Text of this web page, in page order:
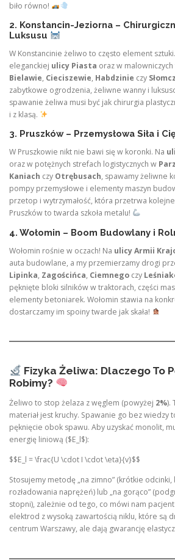
biło równo!
2. Konstancin-Jeziorna –
Luksusu
W Konstancinie żeliwo to często element
eleganckiej ulicy Piasta oraz w malowniczych
Bielawie, Cieciszewie, Habdzinie czy
zabytkowe ogrodzenia, żeliwne wanny i
spawanie żeliwa musi być jak chirurgia
i z klasą.
3. Pruszków – Przemysłowa Siła i
W Pruszkowie nikt nie bawi się w koronki. Na
oraz w potężnych strefach logistycznych w
Kaniach czy Otrębusach, spawamy żeliwne
pompy przemysłowe i elementy maszyn
przetop i wytrzymałość, która przetrwa
Pruszków to twarda szkoła metalu!
4. Wołomin – Boom Budowlany i
Wołomin rośnie w oczach! Na ulicy Armii
auta budowlane, a my przemierzamy drogi
Lipinka, Zagościńca, Ciemnego czy
pęknięte bloki silników w traktorach, części
elementy betoniarek. Wołomin stawia na
dostarczamy im spoiny twarde jak skała!
Fizyka Żeliwa: Dlaczego To
Robimy?
Żeliwo to stop żelaza z węglem (powyżej 2%).
materiał jest kruchy. Spawanie go bez wiedzy
pęknięcie obok spawu. Aby uzyskać monolit,
energię liniową ($E_l$):
$$E_l = \frac{U \cdot I \cdot \eta}{v}$$
Stosujemy metodę „na zimno” (krótkie
rozładowania naprężeń) lub „na gorąco”
stopni), zależnie od tego, co mówi nam
elektrod z wysoką zawartością niklu, które są
centrum Warszawy, ale dają gwarancję